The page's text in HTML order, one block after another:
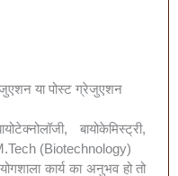
या पोस्ट ग्रेजुएशन
बायोकेमिस्ट्री,
(Biotechnology)
कार्य का अनुभव हो तो